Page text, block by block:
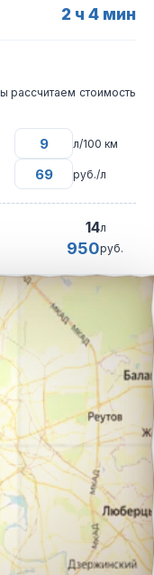
2 ч 4 мин
рассчитаем стоимость
л/100 км
руб./л
14л
950руб.
из города